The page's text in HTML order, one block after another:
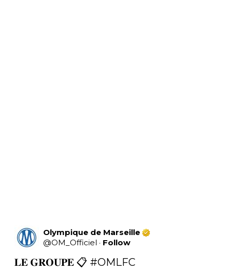
Olympique de Marseille
@OM_Officiel · Follow
𝐋𝐄 𝐆𝐑𝐎𝐔𝐏𝐄 📋 #OMLFC